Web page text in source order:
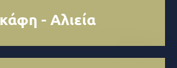
- Αλιεία